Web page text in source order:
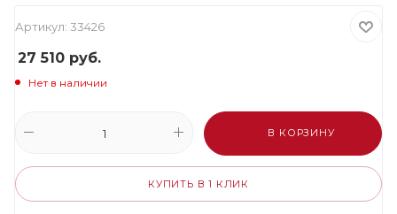
Артикул: 33426
27 510 руб.
Нет в наличии
В КОРЗИНУ
КУПИТЬ В 1 КЛИК